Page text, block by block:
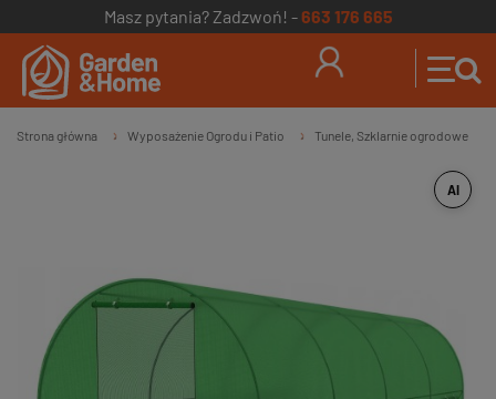
Masz pytania? Zadzwoń! -663 176 665
Strona główna » Wyposażenie Ogrodu i Patio » Tunele, Szklarnie ogrodowe
AI